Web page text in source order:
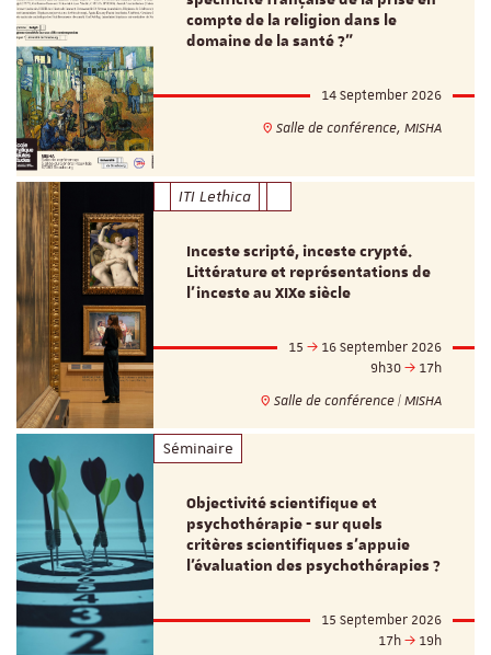
compte de la religion dans le
domaine de la santé ?"
14 September 2026
Salle de conférence, MISHA
ITI Lethica
Inceste scripté, inceste crypté.
Littérature et représentations de
l’inceste au XIXe siècle
15
16 September 2026
9h30
17h
Salle de conférence | MISHA
Séminaire
Objectivité scientifique et
psychothérapie - sur quels
critères scientifiques s'appuie
l'évaluation des psychothérapies ?
15 September 2026
17h
19h